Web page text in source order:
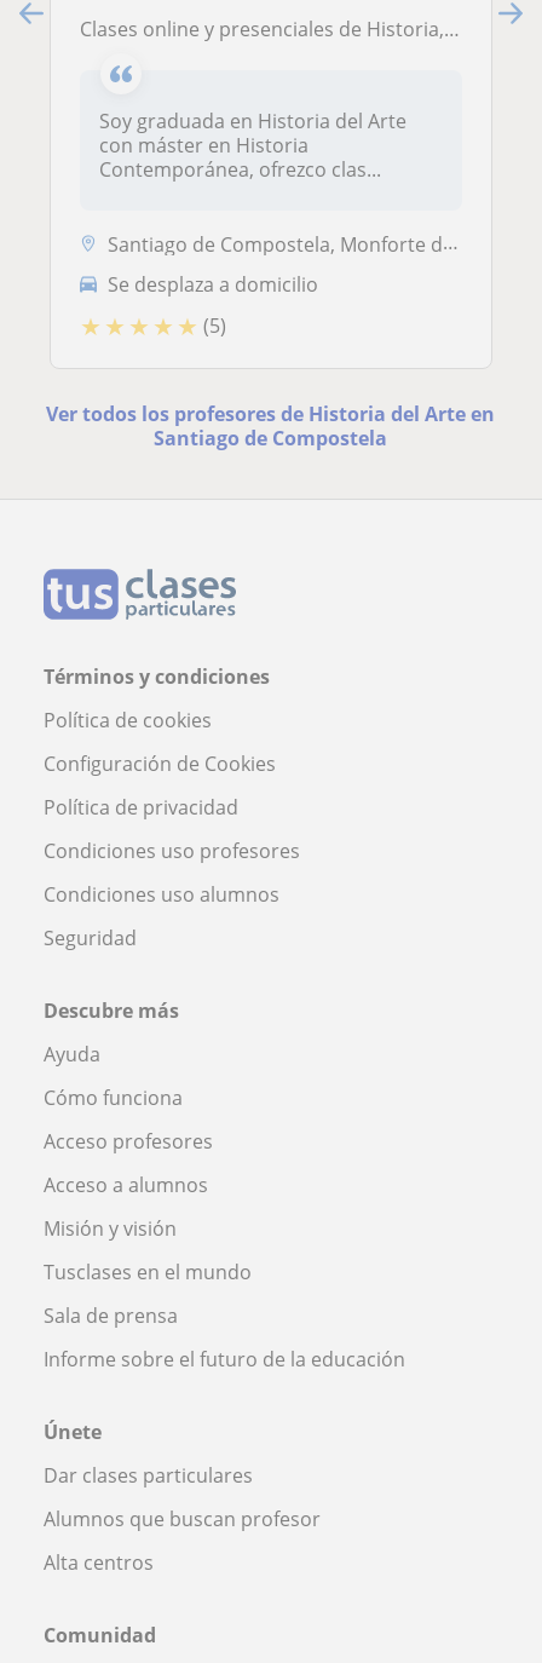
Clases online y presenciales de Historia, Arte y Ciencias Sociales
Soy graduada en Historia del Arte
con máster en Historia
Contemporánea, ofrezco clas...
Santiago de Compostela, Monforte de Lemos
Se desplaza a domicilio
★ ★ ★ ★ ★ (5)
Ver todos los profesores de Historia del Arte en
Santiago de Compostela
Términos y condiciones
Política de cookies
Configuración de Cookies
Política de privacidad
Condiciones uso profesores
Condiciones uso alumnos
Seguridad
Descubre más
Ayuda
Cómo funciona
Acceso profesores
Acceso a alumnos
Misión y visión
Tusclases en el mundo
Sala de prensa
Informe sobre el futuro de la educación
Únete
Dar clases particulares
Alumnos que buscan profesor
Alta centros
Comunidad